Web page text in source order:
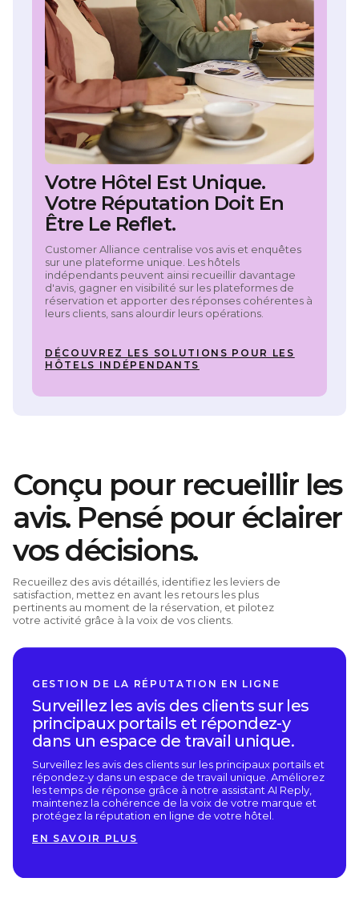
Votre Hôtel Est Unique.
Votre Réputation Doit En
Être Le Reflet.
Customer Alliance centralise vos avis et enquêtes
sur une plateforme unique. Les hôtels
indépendants peuvent ainsi recueillir davantage
d'avis, gagner en visibilité sur les plateformes de
réservation et apporter des réponses cohérentes à
leurs clients, sans alourdir leurs opérations.
DÉCOUVREZ LES SOLUTIONS POUR LES
HÔTELS INDÉPENDANTS
Conçu pour recueillir les
avis. Pensé pour éclairer
vos décisions.
Recueillez des avis détaillés, identifiez les leviers de
satisfaction, mettez en avant les retours les plus
pertinents au moment de la réservation, et pilotez
votre activité grâce à la voix de vos clients.
GESTION DE LA RÉPUTATION EN LIGNE
Surveillez les avis des clients sur les
principaux portails et répondez-y
dans un espace de travail unique.
Surveillez les avis des clients sur les principaux portails et
répondez-y dans un espace de travail unique. Améliorez
les temps de réponse grâce à notre assistant AI Reply,
maintenez la cohérence de la voix de votre marque et
protégez la réputation en ligne de votre hôtel.
EN SAVOIR PLUS